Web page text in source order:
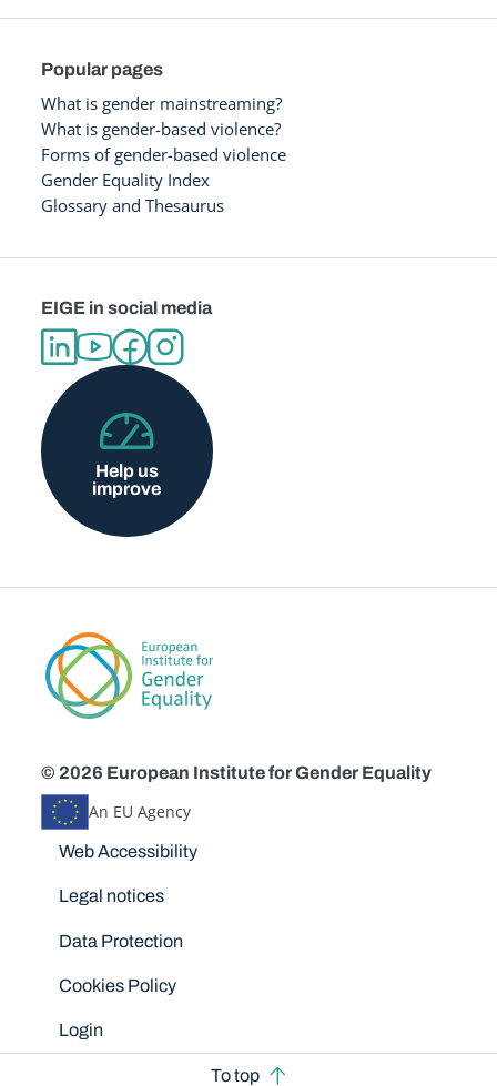
Popular pages
What is gender mainstreaming?
What is gender-based violence?
Forms of gender-based violence
Gender Equality Index
Glossary and Thesaurus
EIGE in social media
Help us
improve
© 2026 European Institute for Gender Equality
An EU Agency
Disclaimers
Web Accessibility
Legal notices
Data Protection
Cookies Policy
Login
To top